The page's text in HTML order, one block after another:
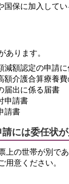
国保に加入して
あります。
減額認定の申請
額介護合算療養
届出に係る届書
申請書
請書
には委任状
上の世帯が別で
用意ください。